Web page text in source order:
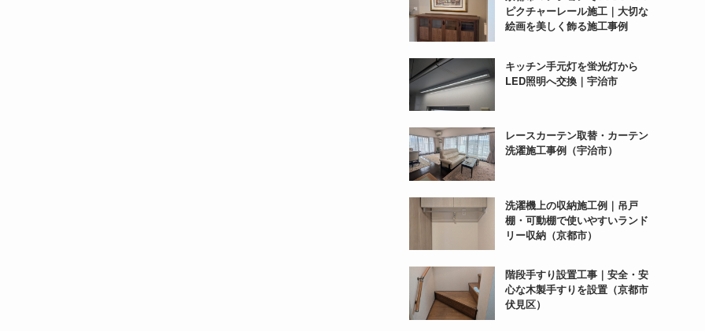
ピクチャーレール施工｜大切な
絵画を美しく飾る施工事例
キッチン手元灯を蛍光灯から
LED照明へ交換｜宇治市
レースカーテン取替・カーテン
洗濯施工事例（宇治市）
洗濯機上の収納施工例｜吊戸
棚・可動棚で使いやすいランド
リー収納（京都市）
階段手すり設置工事｜安全・安
心な木製手すりを設置（京都市
伏見区）